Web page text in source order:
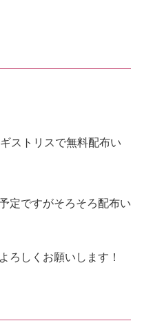
ストリスで無料配布い
定ですがそろそろ配布い
ろしくお願いします！